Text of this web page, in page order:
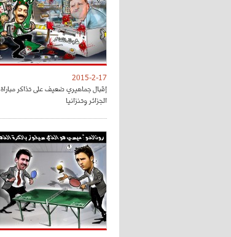
2015-2-17
إقبال جماهيري ضعيف على تذاكر مباراة
الجزائر وتنزانيا